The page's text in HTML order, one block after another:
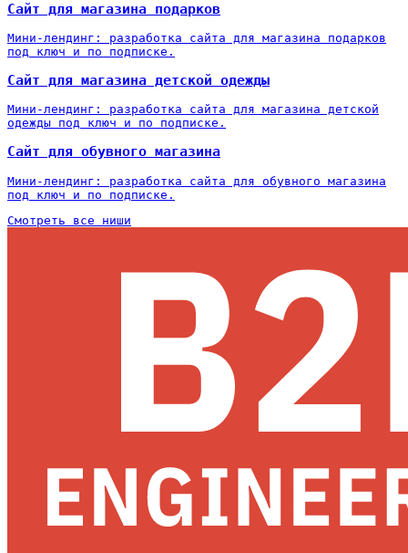
Сайт для магазина подарков
Мини-лендинг: разработка сайта для магазина подарков
под ключ и по подписке.
Сайт для магазина детской одежды
Мини-лендинг: разработка сайта для магазина детской
одежды под ключ и по подписке.
Сайт для обувного магазина
Мини-лендинг: разработка сайта для обувного магазина
под ключ и по подписке.
Смотреть все ниши